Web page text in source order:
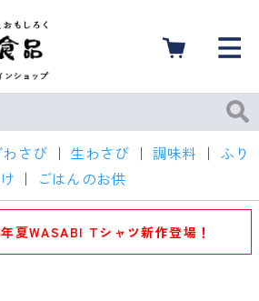
さび ｜ 生わさび ｜ 調味料 ｜ ふり
｜ ごはんのお供
年夏WASABI Tシャツ新作登場！